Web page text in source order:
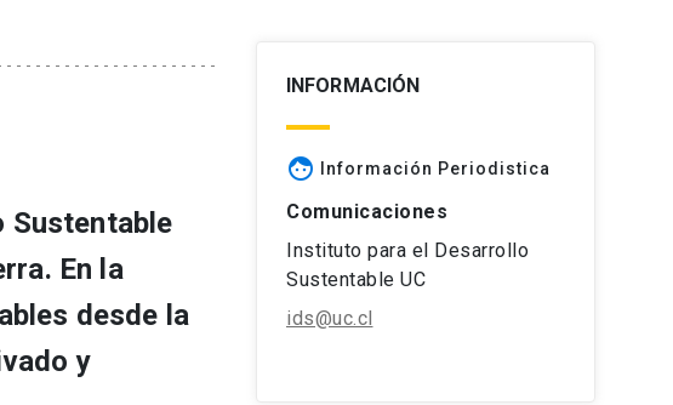
Sustentable
En la
desde la
y
INFORMACIÓN
face Información Periodistica
Comunicaciones
Instituto para el Desarrollo
Sustentable UC
ids@uc.cl